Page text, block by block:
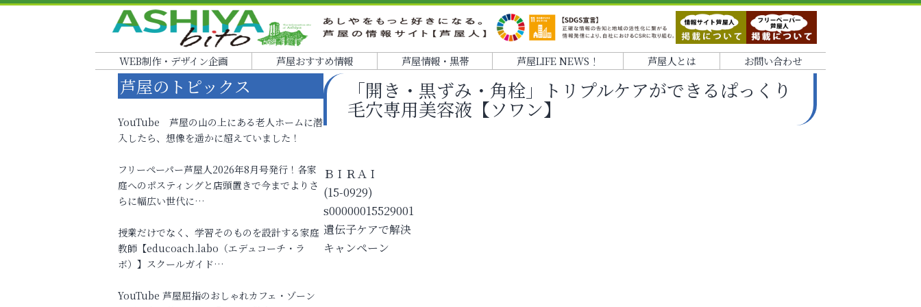
WEB制作・デザイン企画 芦屋おすすめ情報 芦屋情報・黒帯 芦屋LIFE NEWS！ 芦屋人とは お問い合わせ
「開き・黒ずみ・角栓」トリプルケアができるぱっくり
毛穴専用美容液【ソワン】
ＢＩＲＡＩ
(15-0929)
s00000015529001
遺伝子ケアで解決
キャンペーン
芦屋のトピックス
YouTube 芦屋の山の上にある老人ホームに潜
入したら、想像を遥かに超えていました！
フリーペーパー芦屋人2026年8月号発行！各家
庭へのポスティングと店頭置きで今までよりさ
らに幅広い世代に…
授業だけでなく、学習そのものを設計する家庭
教師【educoach.labo（エデュコーチ・ラ
ボ）】スクールガイド…
YouTube 芦屋屈指のおしゃれカフェ・ゾーン